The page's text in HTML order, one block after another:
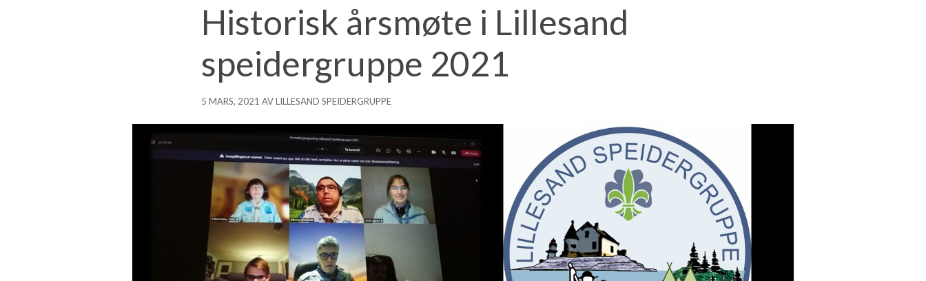
Historisk årsmøte i Lillesand
speidergruppe 2021
5 MARS, 2021 AV LILLESAND SPEIDERGRUPPE